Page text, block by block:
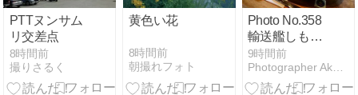
PTTヌンサム
リ交差点
8時間前
撮りさるく
黄色い花
8時間前
朝撮れフォト
Photo No.358
輸送艦しもき
たのドライカ
レー
9時間前
Photographer Akasaka Satsuki